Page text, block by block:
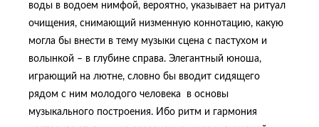
воды в водоем нимфой, вероятно, указывает на ритуал
очищения, снимающий низменную коннотацию, какую
могла бы внести в тему музыки сцена с пастухом и
волынкой – в глубине справа. Элегантный юноша,
играющий на лютне, словно бы вводит сидящего
рядом с ним молодого человека в основы
музыкального построения. Ибо ритм и гармония